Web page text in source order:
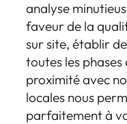
analyse
faveur de la
sur site, établir
toutes les
proximité avec
locales nous
parfaitement à